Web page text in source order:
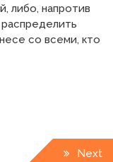
либо, напротив
со всеми, кто
Next